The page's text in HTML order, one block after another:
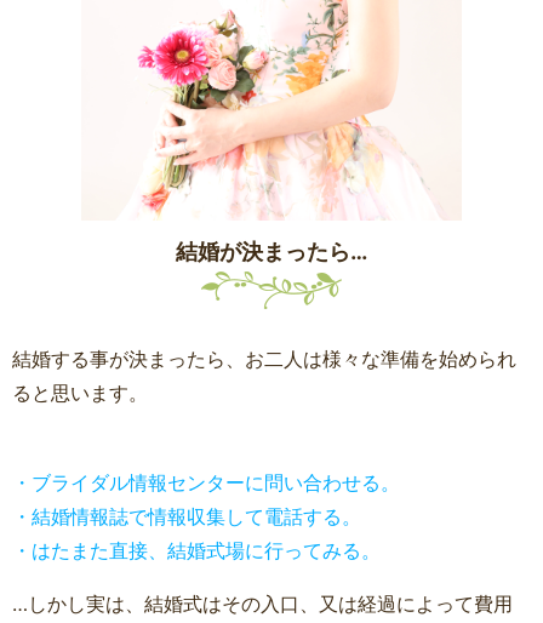
結婚が決まったら…
結婚する事が決まったら、お二人は様々な準備を始められ
ると思います。
・ブライダル情報センターに問い合わせる。
・結婚情報誌で情報収集して電話する。
・はたまた直接、結婚式場に行ってみる。
…しかし実は、結婚式はその入口、又は経過によって費用